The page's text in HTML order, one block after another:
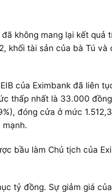
không mang lại kết
khối tài sản của bà Tú
của Eximbank đã liên
thấp nhất là 33.000
đóng cửa ở mức
bầu làm Chủ tịch của
tỷ đồng. Sự giảm giá